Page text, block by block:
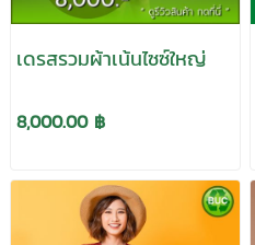
เดรสรวมผ้าเน้นไซซ์ใหญ่
8,000.00 ฿